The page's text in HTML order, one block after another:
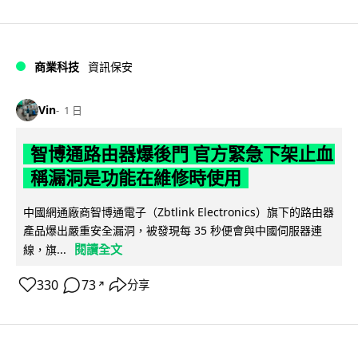
商業科技 資訊保安
Vin 1 日
智博通路由器爆後門 官方緊急下架止血
稱漏洞是功能在維修時使用
中國網通廠商智博通電子（Zbtlink Electronics）旗下的路由器
產品爆出嚴重安全漏洞，被發現每 35 秒便會與中國伺服器連
線，旗...
閱讀全文
330 73 ↗ 分享